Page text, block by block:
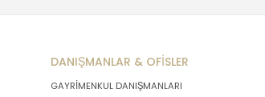
DANIŞMANLAR & OFİSLER
GAYRİMENKUL DANIŞMANLARI